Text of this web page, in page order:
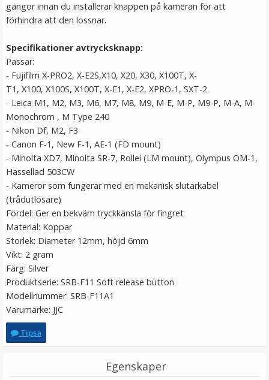
JJC Mjuk avtryckarknapp konkav Soft release button -
★★★★★
LÄGG I VARUKORG
gängor innan du installerar knappen på kameran för att
förhindra att den lossnar.
Specifikationer avtrycksknapp:
Passar:
- Fujifilm X-PRO2, X-E2S,X10, X20, X30, X100T, X-
T1, X100, X100S, X100T, X-E1, X-E2, XPRO-1, SXT-2
- Leica M1, M2, M3, M6, M7, M8, M9, M-E, M-P, M9-P, M-A, M-
Monochrom , M Type 240
- Nikon Df, M2, F3
- Canon F-1, New F-1, AE-1 (FD mount)
- Minolta XD7, Minolta SR-7, Rollei (LM mount), Olympus OM-1,
Hassellad 503CW
- Kameror som fungerar med en mekanisk slutarkabel
(trådutlösare)
Fördel: Ger en bekväm tryckkänsla för fingret
Material: Koppar
Storlek: Diameter 12mm, höjd 6mm
Vikt: 2 gram
Färg: Silver
Produktserie: SRB-F11 Soft release button
Modellnummer: SRB-F11A1
Varumärke: JJC
Tipsa
Egenskaper